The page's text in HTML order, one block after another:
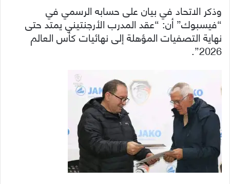
وذكر الاتحاد في بيان على حسابه الرسمي في
“فيسبوك” أن: “عقد المدرب الأرجنتيني يمتد حتى
نهاية التصفيات المؤهلة إلى نهائيات كأس العالم
2026”.